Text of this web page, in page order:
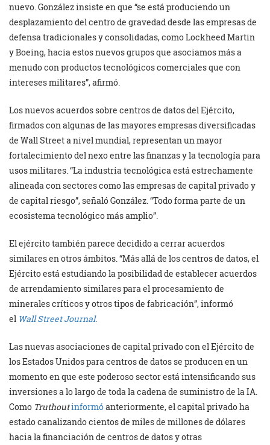
nuevo. González insiste en que “se está produciendo un
desplazamiento del centro de gravedad desde las empresas de
defensa tradicionales y consolidadas, como Lockheed Martin
y Boeing, hacia estos nuevos grupos que asociamos más a
menudo con productos tecnológicos comerciales que con
intereses militares”, afirmó.
Los nuevos acuerdos sobre centros de datos del Ejército,
firmados con algunas de las mayores empresas diversificadas
de Wall Street a nivel mundial, representan un mayor
fortalecimiento del nexo entre las finanzas y la tecnología para
usos militares. “La industria tecnológica está estrechamente
alineada con sectores como las empresas de capital privado y
de capital riesgo”, señaló González. “Todo forma parte de un
ecosistema tecnológico más amplio”.
El ejército también parece decidido a cerrar acuerdos
similares en otros ámbitos. “Más allá de los centros de datos, el
Ejército está estudiando la posibilidad de establecer acuerdos
de arrendamiento similares para el procesamiento de
minerales críticos y otros tipos de fabricación”, informó
el Wall Street Journal.
Las nuevas asociaciones de capital privado con el Ejército de
los Estados Unidos para centros de datos se producen en un
momento en que este poderoso sector está intensificando sus
inversiones a lo largo de toda la cadena de suministro de la IA.
Como Truthoutinformóanteriormente, el capital privado ha
estado canalizando cientos de miles de millones de dólares
hacia la financiación de centros de datos y otras